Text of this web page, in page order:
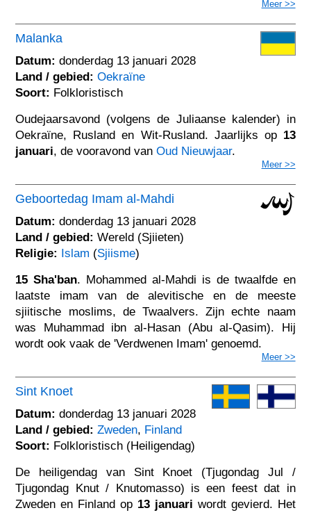
Meer >>
Malanka
Datum: donderdag 13 januari 2028
Land / gebied: Oekraïne
Soort: Folkloristisch
Oudejaarsavond (volgens de Juliaanse kalender) in
Oekraïne, Rusland en Wit-Rusland. Jaarlijks op 13
januari, de vooravond vanOud Nieuwjaar.
Meer >>
Geboortedag Imam al-Mahdi
Datum: donderdag 13 januari 2028
Land / gebied: Wereld (Sjiieten)
Religie: Islam (Sjiisme)
15 Sha'ban. Mohammed al-Mahdi is de twaalfde en
laatste imam van de alevitische en de meeste
sjiitische moslims, de Twaalvers. Zijn echte naam
was Muhammad ibn al-Hasan (Abu al-Qasim). Hij
wordt ook vaak de 'Verdwenen Imam' genoemd.
Meer >>
Sint Knoet
Datum: donderdag 13 januari 2028
Land / gebied: Zweden, Finland
Soort: Folkloristisch (Heiligendag)
De heiligendag van Sint Knoet (Tjugondag Jul /
Tjugondag Knut / Knutomasso) is een feest dat in
Zweden en Finland op 13 januari wordt gevierd. Het